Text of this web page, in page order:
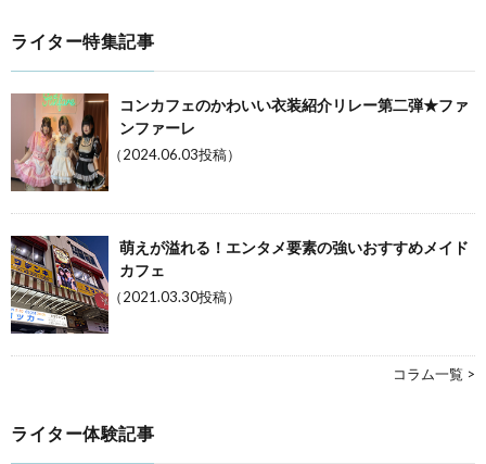
ライター特集記事
コンカフェのかわいい衣装紹介リレー第二弾★ファ
ンファーレ
（2024.06.03投稿）
萌えが溢れる！エンタメ要素の強いおすすめメイド
カフェ
（2021.03.30投稿）
コラム一覧 >
ライター体験記事